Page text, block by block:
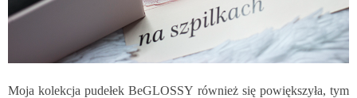
Moja kolekcja pudełek BeGLOSSY również się powiększyła, tym